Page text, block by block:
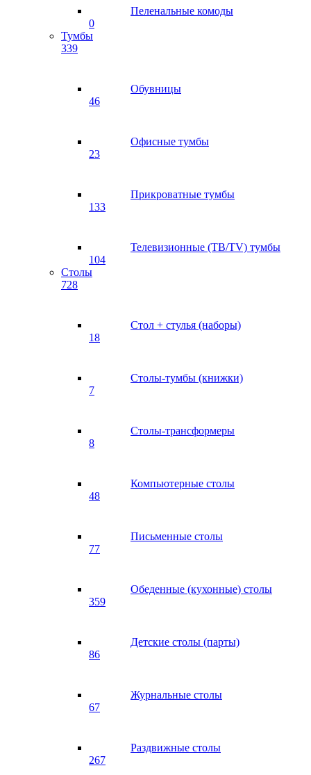
Пеленальные комоды
0
Тумбы
339
Обувницы
46
Офисные тумбы
23
Прикроватные тумбы
133
Телевизионные (ТВ/TV) тумбы
104
Столы
728
Стол + стулья (наборы)
18
Столы-тумбы (книжки)
7
Столы-трансформеры
8
Компьютерные столы
48
Письменные столы
77
Обеденные (кухонные) столы
359
Детские столы (парты)
86
Журнальные столы
67
Раздвижные столы
267